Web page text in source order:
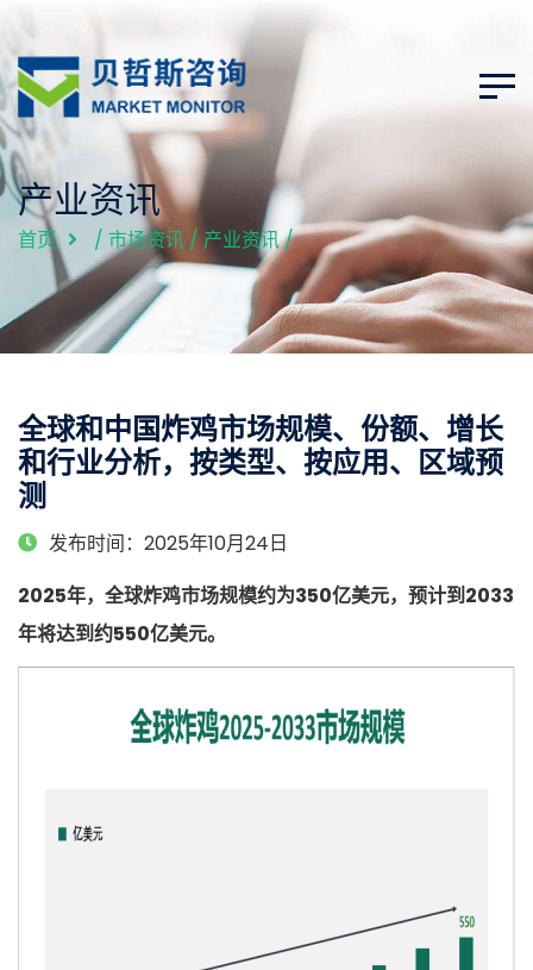
产业资讯
首页 / 市场资讯/产业资讯/
全球和中国炸鸡市场规模、份额、增长
和行业分析，按类型、按应用、区域预
测
发布时间：2025年10月24日
2025年，全球炸鸡市场规模约为350亿美元，预计到2033
年将达到约550亿美元。